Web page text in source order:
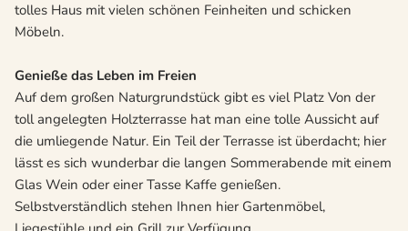
tolles Haus mit vielen schönen Feinheiten und schicken
Möbeln.
Genieße das Leben im Freien
Auf dem großen Naturgrundstück gibt es viel Platz Von der
toll angelegten Holzterrasse hat man eine tolle Aussicht auf
die umliegende Natur. Ein Teil der Terrasse ist überdacht; hier
lässt es sich wunderbar die langen Sommerabende mit einem
Glas Wein oder einer Tasse Kaffe genießen.
Selbstverständlich stehen Ihnen hier Gartenmöbel,